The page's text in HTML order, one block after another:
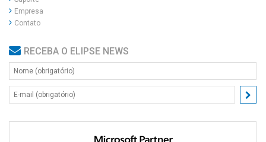
Empresa
Contato
RECEBA O ELIPSE NEWS